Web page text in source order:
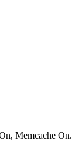
Memcache On.